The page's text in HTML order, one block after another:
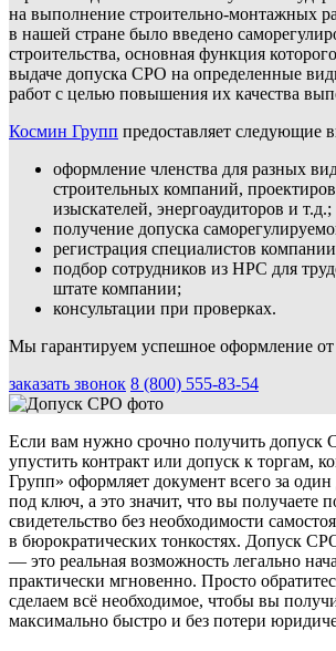
на выполнение строительно-монтажных
в нашей стране было введено
строительства, основная функция
выдаче допуска СРО на определенные
работ с целью повышения их качества
Космин Групп предоставляет следующие
оформление членства для разных
строительных компаний,
изыскателей, энергоаудиторов и т.д.;
получение допуска
регистрация специалистов
подбор сотрудников из НРС для
штате компании;
консультации при проверках.
Мы гарантируем успешное оформление от
заказать звонок 8 (800) 555-83-54
Если вам нужно срочно получить допуск
упустить контракт или допуск к торгам,
Групп» оформляет документ всего за
под ключ, а это значит, что вы получаете
свидетельство без необходимости
в бюрократических тонкостях. Допуск
— это реальная возможность легально
практически мгновенно. Просто
сделаем всё необходимое, чтобы вы
максимально быстро и без потери